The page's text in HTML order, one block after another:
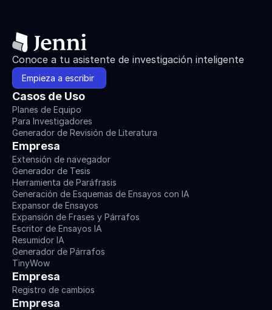
Conoce a tu asistente de investigación inteligente
Empieza a escribir
Casos de Uso
Planes de Equipo
Para Investigadores
Generador de Revisión de Literatura
Empresa
Extensión de navegador
Generador de Tesis
Herramienta de Paráfrasis
Generación de Esquemas de Ensayos con IA
Expansor de Ensayos
Expansión de Frases y Párrafos
Escritor de Ensayos IA
Resumidor IA
Generador de Párrafos
TinyWow
Empresa
Registro de cambios
Empresa